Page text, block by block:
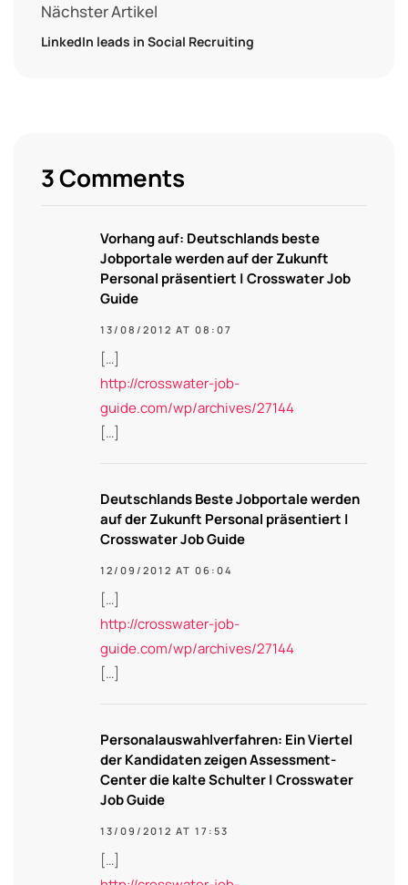
Nächster Artikel
LinkedIn leads in Social Recruiting
3 Comments
Vorhang auf: Deutschlands beste
Jobportale werden auf der Zukunft
Personal präsentiert | Crosswater Job
Guide
13/08/2012 AT 08:07
[…]
http://crosswater-job-
guide.com/wp/archives/27144
[…]
Deutschlands Beste Jobportale werden
auf der Zukunft Personal präsentiert |
Crosswater Job Guide
12/09/2012 AT 06:04
[…]
http://crosswater-job-
guide.com/wp/archives/27144
[…]
Personalauswahlverfahren: Ein Viertel
der Kandidaten zeigen Assessment-
Center die kalte Schulter | Crosswater
Job Guide
13/09/2012 AT 17:53
[…]